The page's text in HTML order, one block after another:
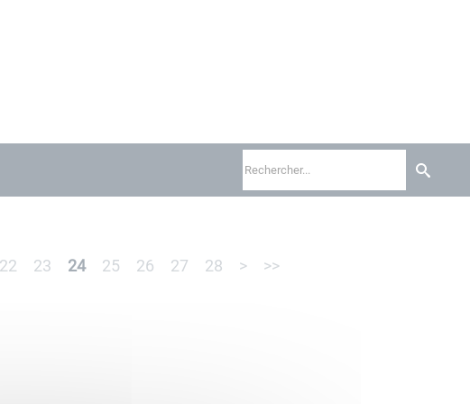
22 23 24 25 26 27 28 > >>